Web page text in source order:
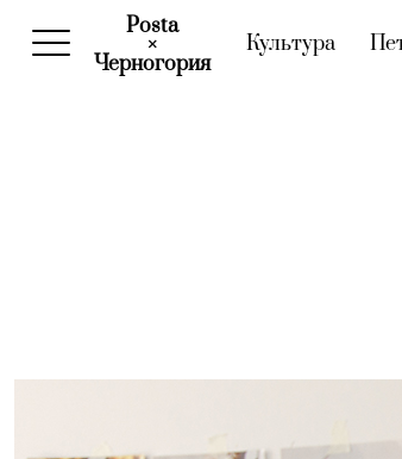
Posta
×
Черногория(current)
Культура